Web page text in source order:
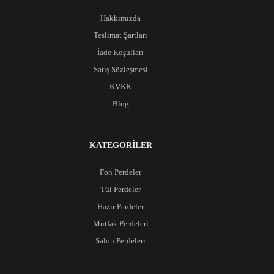
Hakkımızda
Teslimat Şartları
İade Koşulları
Satış Sözleşmesi
KVKK
Blog
KATEGORİLER
Fon Perdeler
Tül Perdeler
Hazır Perdeler
Mutfak Perdeleri
Salon Perdeleri